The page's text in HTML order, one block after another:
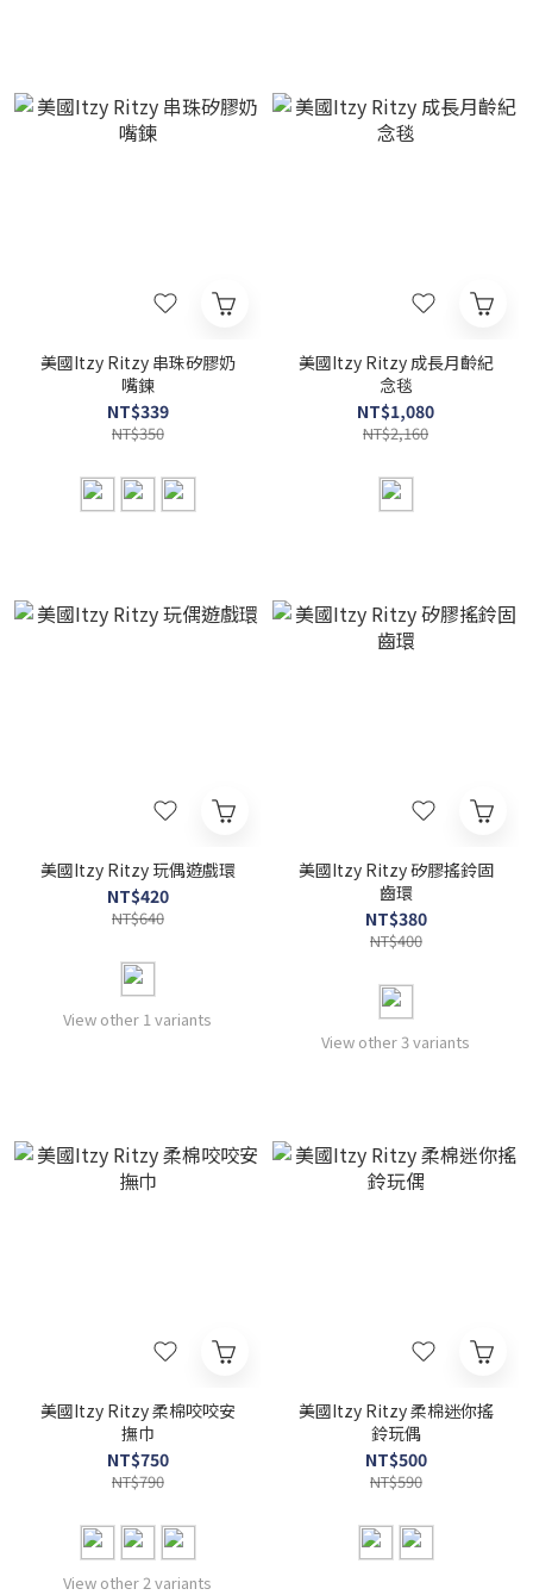
美國Itzy Ritzy 串珠矽膠奶
嘴鍊
NT$339
NT$350
美國Itzy Ritzy 成長月齡紀
念毯
NT$1,080
NT$2,160
美國Itzy Ritzy 玩偶遊戲環
NT$420
NT$640
View other 1 variants
美國Itzy Ritzy 矽膠搖鈴固
齒環
NT$380
NT$400
View other 3 variants
美國Itzy Ritzy 柔棉咬咬安
撫巾
NT$750
NT$790
View other 2 variants
美國Itzy Ritzy 柔棉迷你搖
鈴玩偶
NT$500
NT$590